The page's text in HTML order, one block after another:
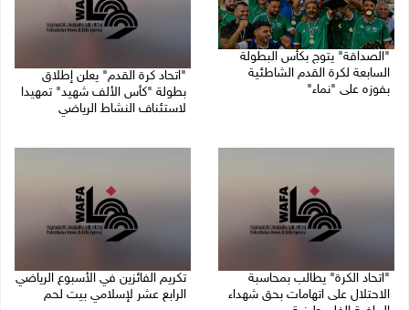
"الصداقة" يتوج بكأس البطولة
السابعة لكرة القدم الشاطئية
بفوزه على "نماء"
"اتحاد كرة القدم" يعلن إطلاق
بطولة "كأس الألف شهيد" تمهيدا
لاستئناف النشاط الرياضي
"اتحاد الكرة" يطالب بمحاسبة
الاحتلال على اتهامات بحق شهداء
تكريم الفائزين في الأسبوع الرياضي
الرابع عشر لإسلامي بيت لحم